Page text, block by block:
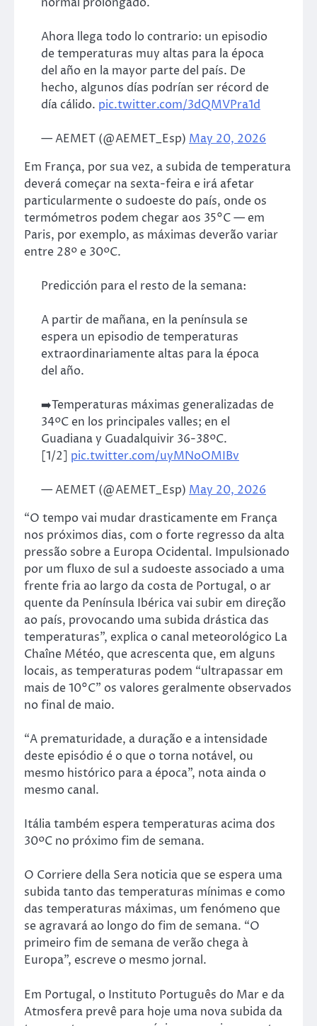
Ahora llega todo lo contrario: un episodio
de temperaturas muy altas para la época
del año en la mayor parte del país. De
hecho, algunos días podrían ser récord de
día cálido. pic.twitter.com/3dQMVPra1d
— AEMET (@AEMET_Esp) May 20, 2026
Em França, por sua vez, a subida de temperatura
deverá começar na sexta-feira e irá afetar
particularmente o sudoeste do país, onde os
termómetros podem chegar aos 35°C — em
Paris, por exemplo, as máximas deverão variar
entre 28º e 30ºC.
Predicción para el resto de la semana:
A partir de mañana, en la península se
espera un episodio de temperaturas
extraordinariamente altas para la época
del año.
➡️Temperaturas máximas generalizadas de
34ºC en los principales valles; en el
Guadiana y Guadalquivir 36-38ºC.
[1/2] pic.twitter.com/uyMNoOMIBv
— AEMET (@AEMET_Esp) May 20, 2026
“O tempo vai mudar drasticamente em França
nos próximos dias, com o forte regresso da alta
pressão sobre a Europa Ocidental. Impulsionado
por um fluxo de sul a sudoeste associado a uma
frente fria ao largo da costa de Portugal, o ar
quente da Península Ibérica vai subir em direção
ao país, provocando uma subida drástica das
temperaturas”, explica o canal meteorológico La
Chaîne Météo, que acrescenta que, em alguns
locais, as temperaturas podem “ultrapassar em
mais de 10°C” os valores geralmente observados
no final de maio.
“A prematuridade, a duração e a intensidade
deste episódio é o que o torna notável, ou
mesmo histórico para a época”, nota ainda o
mesmo canal.
Itália também espera temperaturas acima dos
30ºC no próximo fim de semana.
O Corriere della Sera noticia que se espera uma
subida tanto das temperaturas mínimas e como
das temperaturas máximas, um fenómeno que
se agravará ao longo do fim de semana. “O
primeiro fim de semana de verão chega à
Europa”, escreve o mesmo jornal.
Em Portugal, o Instituto Português do Mar e da
Atmosfera prevê para hoje uma nova subida da